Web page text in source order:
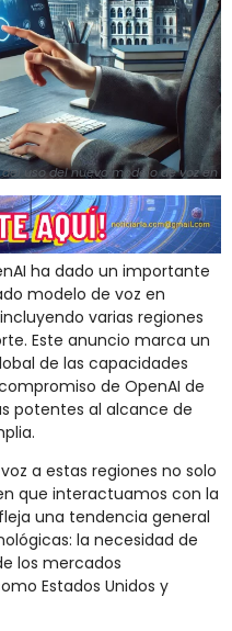
uso del nuevo modelo de voz en
ha dado un importante
modelo de voz en
varias regiones
Este anuncio marca un
de las capacidades
de OpenAI de
potentes al alcance de
a estas regiones no solo
que interactuamos con la
una tendencia general
la necesidad de
los mercados
Estados Unidos y